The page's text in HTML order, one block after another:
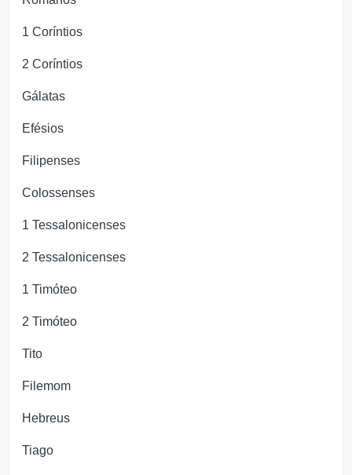
1 Coríntios
2 Coríntios
Gálatas
Efésios
Filipenses
Colossenses
1 Tessalonicenses
2 Tessalonicenses
1 Timóteo
2 Timóteo
Tito
Filemom
Hebreus
Tiago